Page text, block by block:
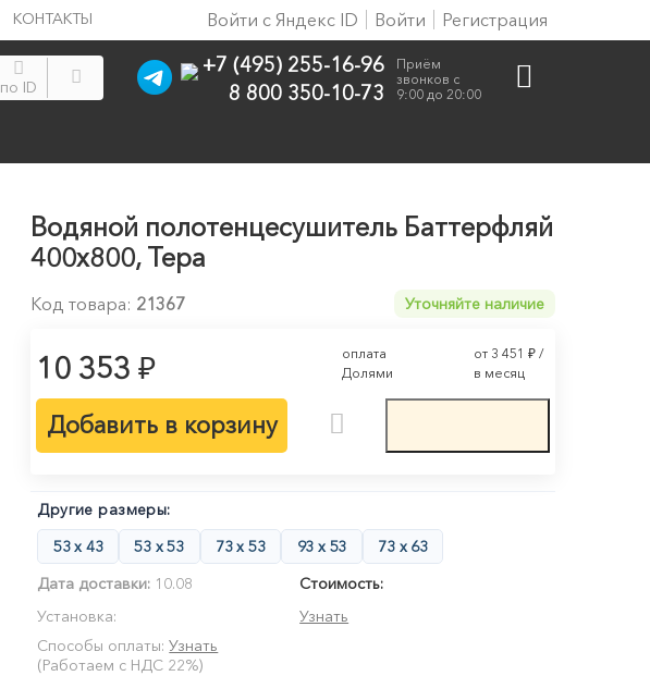
КОНТАКТЫ Регистрация
Войти
Войти с Яндекс ID
Приём
звонков с
9:00 до 20:00
+7 (495) 255-16-96
8 800 350-10-73
по ID
Водяной полотенцесушитель Баттерфляй
400х800, Тера
Код товара: 21367 Уточняйте наличие
10 353₽
оплата
Долями
от 3 451 ₽/
в месяц
Добавить в корзину
Другие размеры:
53 х 43
53 х 53 73 х 53 93 х 53
73 х 63
Дата доставки: 10.08
Стоимость:
Установка:
Узнать
Способы оплаты: Узнать
(Работаем с НДС 22%)